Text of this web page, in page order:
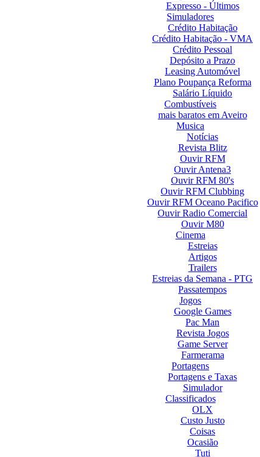
Expresso - Últimos
Simuladores
Crédito Habitação
Crédito Habitação - VMA
Crédito Pessoal
Depósito a Prazo
Leasing Automóvel
Plano Poupança Reforma
Salário Líquido
Combustíveis
mais baratos em Aveiro
Musica
Notícias
Revista Blitz
Ouvir RFM
Ouvir Antena3
Ouvir RFM 80's
Ouvir RFM Clubbing
Ouvir RFM Oceano Pacifico
Ouvir Radio Comercial
Ouvir M80
Cinema
Estreias
Artigos
Trailers
Estreias da Semana - PTG
Passatempos
Jogos
Google Games
Pac Man
Revista Jogos
Game Server
Farmerama
Portagens
Portagens e Taxas
Simulador
Classificados
OLX
Custo Justo
Coisas
Ocasião
Tuti